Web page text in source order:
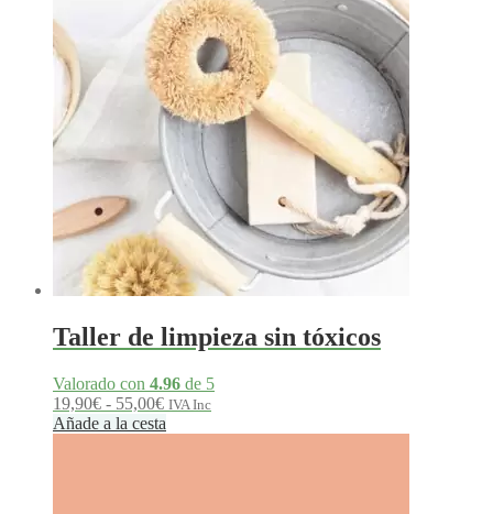
Taller de limpieza sin tóxicos
Valorado con 4.96 de 5
19,90€ - 55,00€Rango
de
IVA Inc
Añade a la cesta